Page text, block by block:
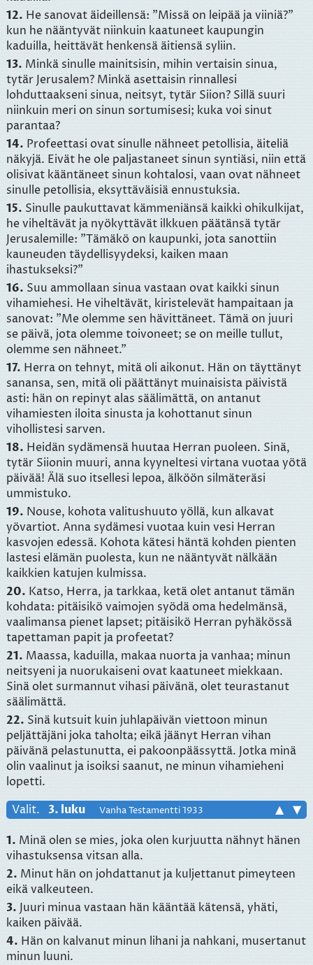
12. He sanovat äideillensä: "Missä on leipää ja viiniä?"
kun he nääntyvät niinkuin kaatuneet kaupungin
kaduilla, heittävät henkensä äitiensä syliin.
13. Minkä sinulle mainitsisin, mihin vertaisin sinua,
tytär Jerusalem? Minkä asettaisin rinnallesi
lohduttaakseni sinua, neitsyt, tytär Siion? Sillä suuri
niinkuin meri on sinun sortumisesi; kuka voi sinut
parantaa?
14. Profeettasi ovat sinulle nähneet petollisia, äiteliä
näkyjä. Eivät he ole paljastaneet sinun syntiäsi, niin että
olisivat kääntäneet sinun kohtalosi, vaan ovat nähneet
sinulle petollisia, eksyttäväisiä ennustuksia.
15. Sinulle paukuttavat kämmeniänsä kaikki ohikulkijat,
he viheltävät ja nyökyttävät ilkkuen päätänsä tytär
Jerusalemille: "Tämäkö on kaupunki, jota sanottiin
kauneuden täydellisyydeksi, kaiken maan
ihastukseksi?"
16. Suu ammollaan sinua vastaan ovat kaikki sinun
vihamiehesi. He viheltävät, kiristelevät hampaitaan ja
sanovat: "Me olemme sen hävittäneet. Tämä on juuri
se päivä, jota olemme toivoneet; se on meille tullut,
olemme sen nähneet."
17. Herra on tehnyt, mitä oli aikonut. Hän on täyttänyt
sanansa, sen, mitä oli päättänyt muinaisista päivistä
asti: hän on repinyt alas säälimättä, on antanut
vihamiesten iloita sinusta ja kohottanut sinun
vihollistesi sarven.
18. Heidän sydämensä huutaa Herran puoleen. Sinä,
tytär Siionin muuri, anna kyyneltesi virtana vuotaa yötä
päivää! Älä suo itsellesi lepoa, älköön silmäteräsi
ummistuko.
19. Nouse, kohota valitushuuto yöllä, kun alkavat
yövartiot. Anna sydämesi vuotaa kuin vesi Herran
kasvojen edessä. Kohota kätesi häntä kohden pienten
lastesi elämän puolesta, kun ne nääntyvät nälkään
kaikkien katujen kulmissa.
20. Katso, Herra, ja tarkkaa, ketä olet antanut tämän
kohdata: pitäisikö vaimojen syödä oma hedelmänsä,
vaalimansa pienet lapset; pitäisikö Herran pyhäkössä
tapettaman papit ja profeetat?
21. Maassa, kaduilla, makaa nuorta ja vanhaa; minun
neitsyeni ja nuorukaiseni ovat kaatuneet miekkaan.
Sinä olet surmannut vihasi päivänä, olet teurastanut
säälimättä.
22. Sinä kutsuit kuin juhlapäivän viettoon minun
peljättäjäni joka taholta; eikä jäänyt Herran vihan
päivänä pelastunutta, ei pakoonpäässyttä. Jotka minä
olin vaalinut ja isoiksi saanut, ne minun vihamieheni
lopetti.
▲ ▼
Valit. 3. luku Vanha Testamentti 1933
1. Minä olen se mies, joka olen kurjuutta nähnyt hänen
vihastuksensa vitsan alla.
2. Minut hän on johdattanut ja kuljettanut pimeyteen
eikä valkeuteen.
3. Juuri minua vastaan hän kääntää kätensä, yhäti,
kaiken päivää.
4. Hän on kalvanut minun lihani ja nahkani, musertanut
minun luuni.